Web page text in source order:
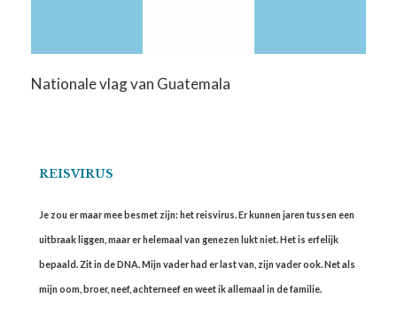
Nationale vlag van Guatemala
REISVIRUS
Je zou er maar mee besmet zijn: het reisvirus. Er kunnen jaren tussen een
uitbraak liggen, maar er helemaal van genezen lukt niet. Het is erfelijk
bepaald. Zit in de DNA. Mijn vader had er last van, zijn vader ook. Net als
mijn oom, broer, neef, achterneef en weet ik allemaal in de familie.